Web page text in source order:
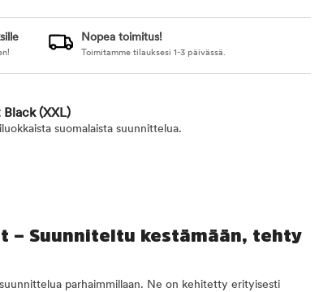
Nopea toimitus!
Toimitamme tilauksesi 1-3 päivässä.
Black(XXL)
suomalaista suunnittelua.
– Suunniteltu kestämään, tehty
parhaimmillaan. Ne on kehitetty erityisesti